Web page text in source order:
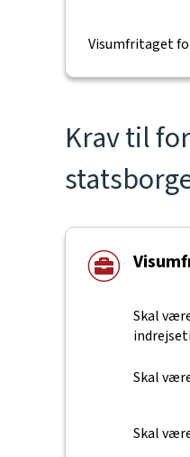
Visumfritaget
Krav til
Skal
Skal
Skal